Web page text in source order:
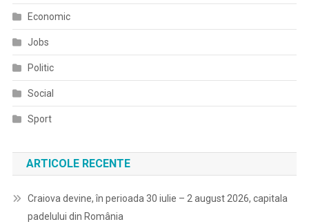
Economic
Jobs
Politic
Social
Sport
ARTICOLE RECENTE
Craiova devine, în perioada 30 iulie – 2 august 2026, capitala
padelului din România